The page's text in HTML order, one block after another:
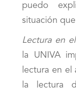
puedo
situación
Lectura en
la UNIVA
lectura en el
la lectura